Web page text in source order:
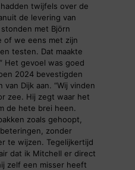
twijfels over de
de levering van
met Björn
of we eens met zijn
testen. Dat maakte
Het gevoel was goed
2024 bevestigden
Dijk aan. “Wij vinden
zee. Hij zegt waar het
de hete brei heen.
zoals gehoopt,
zonder
te wijzen. Tegelijkertijd
dat ik Mitchell er direct
zelf een misser heeft